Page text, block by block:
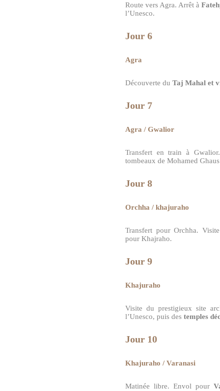
Route vers Agra. Arrêt à
l’Unesco.
Jour 6
Agra
Découverte du Taj Mahal et
Jour 7
Agra / Gwalior
Transfert en train à
tombeaux de Mohamed
Jour 8
Orchha / khajuraho
Transfert pour Orchha.
pour Khajraho.
Jour 9
Khajuraho
Visite du prestigieux site
l’Unesco, puis des temples
Jour 10
Khajuraho / Varanasi
Matinée libre. Envol pour